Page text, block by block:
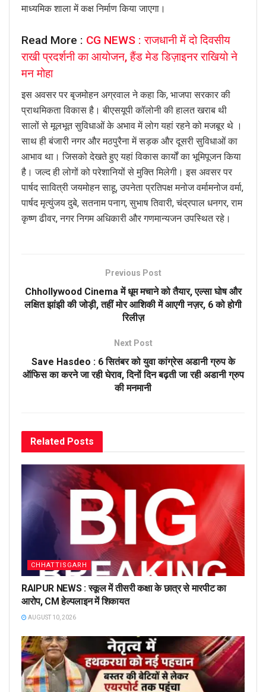
माध्यमिक शाला में कक्ष निर्माण किया जाएगा।
Read More : CG NEWS : राजधानी में दो दिवसीय
राखी प्रदर्शनी का आयोजन, हैंड मेड डिज़ाइनर राखियो ने
मन मोहा
इस अवसर पर बृजमोहन अग्रवाल ने कहा कि, भाजपा सरकार की
प्राथमिकता विकास है। बीएसयूपी कॉलोनी की हालत खराब थी
सालों से मूलभूत सुविधाओं के अभाव में लोग यहां रहने को मजबूर थे ।
साथ ही बंजारी नगर और मठपुरैना में सड़क और दूसरी सुविधाओं का
आभाव था। जिसको देखते हुए यहां विकास कार्यों का भूमिपूजन किया
है। जल्द ही लोगों को परेशानियों से मुक्ति मिलेगी। इस अवसर पर
पार्षद सावित्री जयमोहन साहू, उपनेता प्रतिपक्ष मनोज वर्मामनोज वर्मा,
पार्षद मृत्युंजय दुबे, सतनाम पनाग, सुभाष तिवारी, चंद्रपाल धनगर, राम
कृष्ण ढीवर, नगर निगम अधिकारी और गणमान्यजन उपस्थित रहे।
Previous Post
Chhollywood Cinema में धूम मचाने को तैयार, एल्सा घोष और
लक्षित झांझी की जोड़ी, तहीं मोर आशिकी में आएगी नज़र, 6 को होगी
रिलीज़
Next Post
Save Hasdeo : 6 सितंबर को युवा कांग्रेस अडानी ग्रुप के
ऑफिस का करने जा रही घेराव, दिनों दिन बढ़ती जा रही अडानी ग्रुप
की मनमानी
Related Posts
CHHATTISGARH
RAIPUR NEWS : स्कूल में तीसरी कक्षा के छात्र से मारपीट का
आरोप, CM हेल्पलाइन में शिकायत
AUGUST 10, 2026